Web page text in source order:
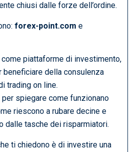
chiusi dalle forze dell’ordine.
forex-point.com e
come piattaforme di investimento,
beneficiare della consulenza
trading on line.
spiegare come funzionano
riescono a rubare decine e
dalle tasche dei risparmiatori.
ti chiedono è di investire una